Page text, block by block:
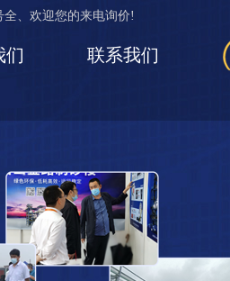
、欢迎您的来电询价!
们 联系我们